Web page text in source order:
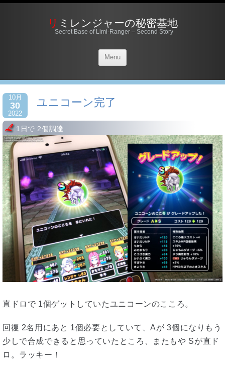
リミレンジャーの秘密基地
Secret Base of Limi-Ranger – Second Story
Menu
10月
30
2022
ユニコーン完了
1日で 2個調達
直ドロで 1個ゲットしていたユニコーンのこころ。
回復 2名用にあと 1個必要としていて、Aが 3個になりもう
少しで合成できると思っていたところ、またもや Sが直ド
ロ。ラッキー！